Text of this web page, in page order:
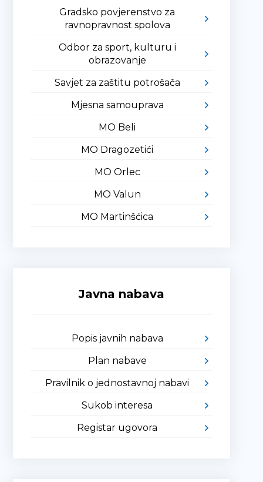
Gradsko povjerenstvo za
ravnopravnost spolova
Odbor za sport, kulturu i
obrazovanje
Savjet za zaštitu potrošača
Mjesna samouprava
MO Beli
MO Dragozetići
MO Orlec
MO Valun
MO Martinšćica
Javna nabava
Popis javnih nabava
Plan nabave
Pravilnik o jednostavnoj nabavi
Sukob interesa
Registar ugovora